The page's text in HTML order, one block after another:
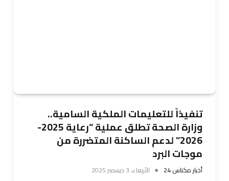
تنفيذاً للتعليمات الملكية السامية..
وزارة الصحة تطلق عملية “رعاية 2025-
2026” لدعم الساكنة المتضررة من
موجات البرد
أخبار مكناس 24 الأربعاء، 3 ديسمبر 2025